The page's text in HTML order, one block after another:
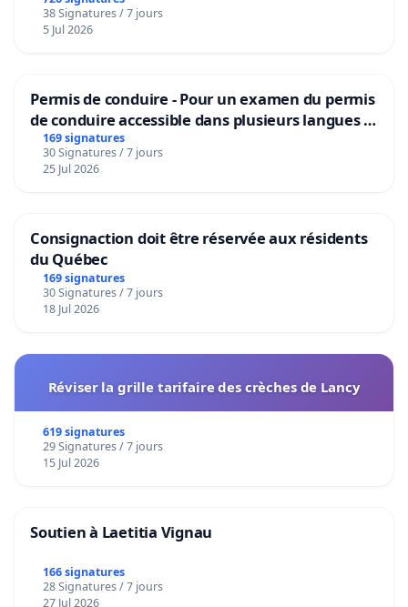
38 Signatures / 7 jours
5 Jul 2026
Permis de conduire - Pour un examen du permis
de conduire accessible dans plusieurs langues à
Bruxelles
169 signatures
30 Signatures / 7 jours
25 Jul 2026
Consignaction doit être réservée aux résidents
du Québec
169 signatures
30 Signatures / 7 jours
18 Jul 2026
Réviser la grille tarifaire des crèches de Lancy
619 signatures
29 Signatures / 7 jours
15 Jul 2026
Soutien à Laetitia Vignau
166 signatures
28 Signatures / 7 jours
27 Jul 2026